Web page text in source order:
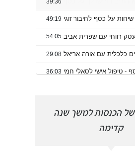
של הכנסות למשך שנה
קדימה